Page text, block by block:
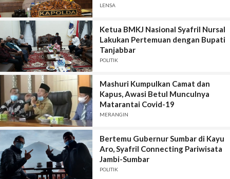
LENSA
Ketua BMKJ Nasional Syafril Nursal
Lakukan Pertemuan dengan Bupati
Tanjabbar
POLITIK
Mashuri Kumpulkan Camat dan
Kapus, Awasi Betul Munculnya
Matarantai Covid-19
MERANGIN
Bertemu Gubernur Sumbar di Kayu
Aro, Syafril Connecting Pariwisata
Jambi-Sumbar
POLITIK